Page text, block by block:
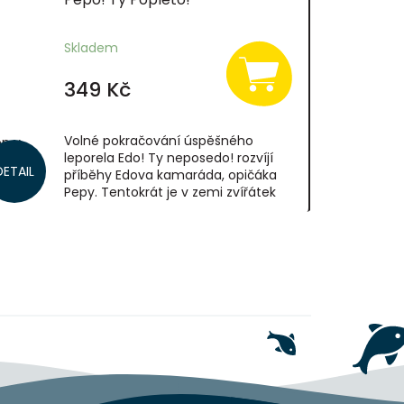
v
Skladem
349 Kč
Volné pokračování úspěšného
leporela Edo! Ty neposedo! rozvíjí
příběhy Edova kamaráda, opičáka
Pepy. Tentokrát je v zemi zvířátek